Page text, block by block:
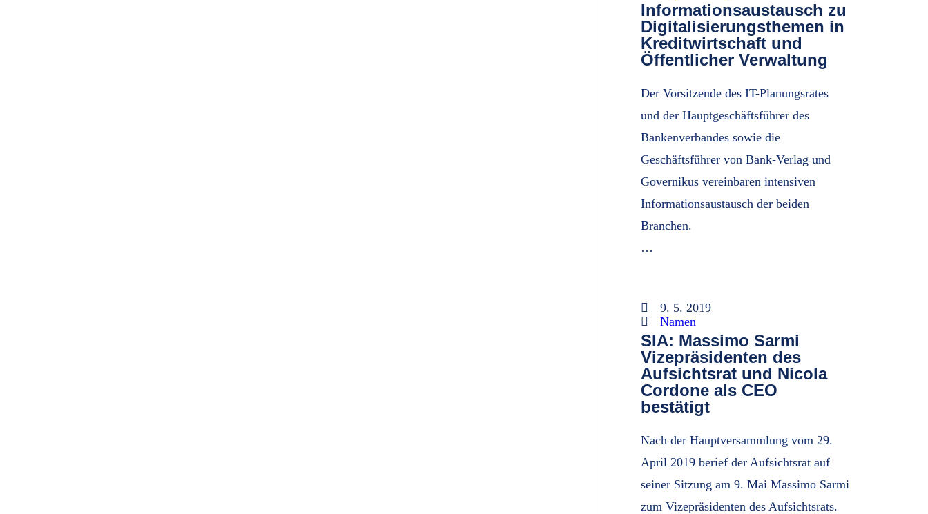
Informationsaustausch zu
Digitalisierungsthemen in
Kreditwirtschaft und
Öffentlicher Verwaltung
Der Vorsitzende des IT-Planungsrates
und der Hauptgeschäftsführer des
Bankenverbandes sowie die
Geschäftsführer von Bank-Verlag und
Governikus vereinbaren intensiven
Informationsaustausch der beiden
Branchen.
…
9. 5. 2019
Namen
SIA: Massimo Sarmi
Vizepräsidenten des
Aufsichtsrat und Nicola
Cordone als CEO
bestätigt
Nach der Hauptversammlung vom 29.
April 2019 berief der Aufsichtsrat auf
seiner Sitzung am 9. Mai Massimo Sarmi
zum Vizepräsidenten des Aufsichtsrats.